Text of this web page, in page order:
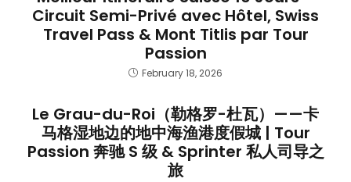
Circuit Semi-Privé avec Hôtel, Swiss
Travel Pass & Mont Titlis par Tour
Passion
February 18, 2026
Le Grau-du-Roi（勒格罗-杜瓦）——卡
马格湿地边的地中海渔港度假城 | Tour
Passion 奔驰 S 级 & Sprinter 私人司导之
旅